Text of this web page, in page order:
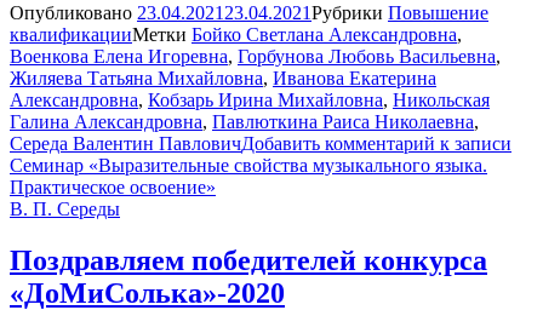
Опубликовано 23.04.2021 23.04.2021Рубрики Повышение
квалификацииМетки Бойко Светлана Александровна,
Военкова Елена Игоревна, Горбунова Любовь Васильевна,
Жиляева Татьяна Михайловна, Иванова Екатерина
Александровна, Кобзарь Ирина Михайловна, Никольская
Галина Александровна, Павлюткина Раиса Николаевна,
Середа Валентин ПавловичДобавить комментарий к записи
Семинар «Выразительные свойства музыкального языка.
Практическое освоение»
В. П. Середы
Поздравляем победителей конкурса
«ДоМиСолька»-2020